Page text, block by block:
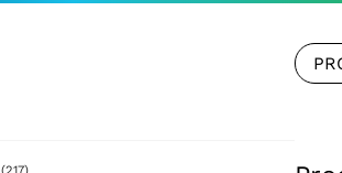
217 products